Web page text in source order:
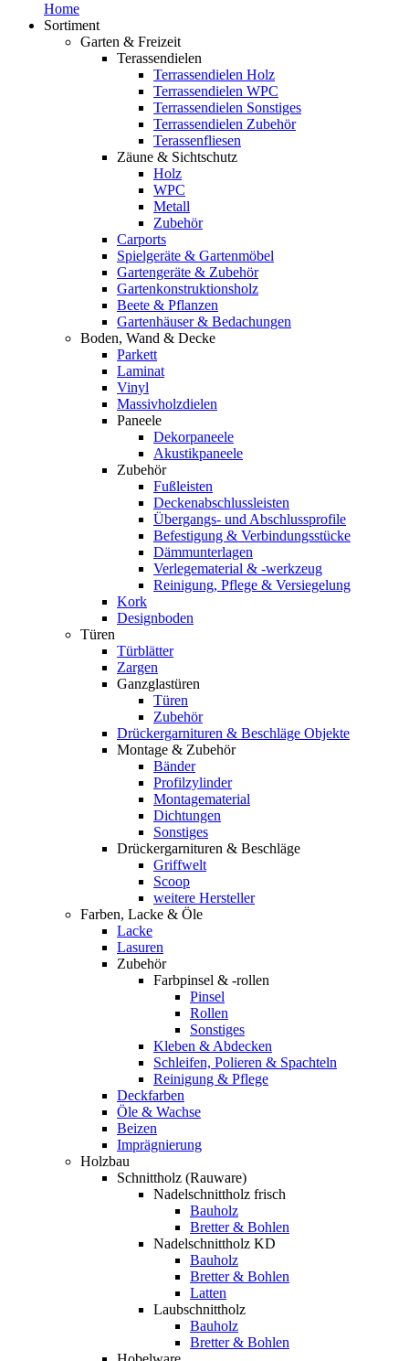
Home
Sortiment
Garten & Freizeit
Terassendielen
Terrassendielen Holz
Terrassendielen WPC
Terrassendielen Sonstiges
Terrassendielen Zubehör
Terassenfliesen
Zäune & Sichtschutz
Holz
WPC
Metall
Zubehör
Carports
Spielgeräte & Gartenmöbel
Gartengeräte & Zubehör
Gartenkonstruktionsholz
Beete & Pflanzen
Gartenhäuser & Bedachungen
Boden, Wand & Decke
Parkett
Laminat
Vinyl
Massivholzdielen
Paneele
Dekorpaneele
Akustikpaneele
Zubehör
Fußleisten
Deckenabschlussleisten
Übergangs- und Abschlussprofile
Befestigung & Verbindungsstücke
Dämmunterlagen
Verlegematerial & -werkzeug
Reinigung, Pflege & Versiegelung
Kork
Designboden
Türen
Türblätter
Zargen
Ganzglastüren
Türen
Zubehör
Drückergarnituren & Beschläge Objekte
Montage & Zubehör
Bänder
Profilzylinder
Montagematerial
Dichtungen
Sonstiges
Drückergarnituren & Beschläge
Griffwelt
Scoop
weitere Hersteller
Farben, Lacke & Öle
Lacke
Lasuren
Zubehör
Farbpinsel & -rollen
Pinsel
Rollen
Sonstiges
Kleben & Abdecken
Schleifen, Polieren & Spachteln
Reinigung & Pflege
Deckfarben
Öle & Wachse
Beizen
Imprägnierung
Holzbau
Schnittholz (Rauware)
Nadelschnittholz frisch
Bauholz
Bretter & Bohlen
Nadelschnittholz KD
Bauholz
Bretter & Bohlen
Latten
Laubschnittholz
Bauholz
Bretter & Bohlen